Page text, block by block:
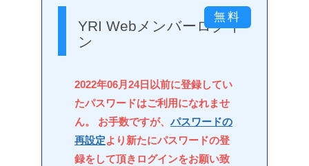
YRI Webメンバーログイ
ン
2022年06月24日以前に登録してい
たパスワードはご利用になれませ
ん。 お手数ですが、 パスワードの
再設定より新たにパスワードの登
録をして頂きログインをお願い致